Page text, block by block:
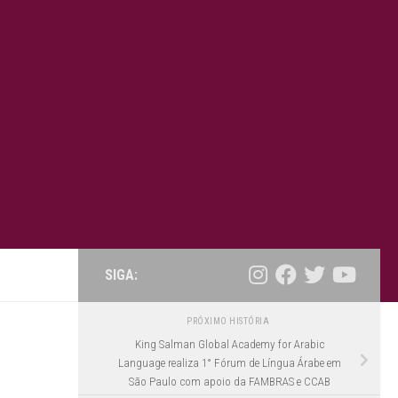
SIGA:
PRÓXIMO HISTÓRIA
King Salman Global Academy for Arabic
Language realiza 1° Fórum de Língua Árabe em
São Paulo com apoio da FAMBRAS e CCAB